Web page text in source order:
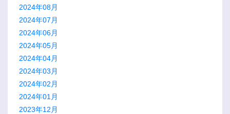
2024年08月
2024年07月
2024年06月
2024年05月
2024年04月
2024年03月
2024年02月
2024年01月
2023年12月